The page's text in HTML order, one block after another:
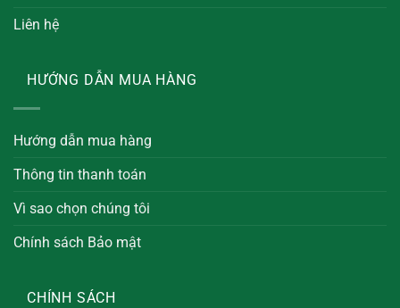
Liên hệ
HƯỚNG DẪN MUA HÀNG
Hướng dẫn mua hàng
Thông tin thanh toán
Vì sao chọn chúng tôi
Chính sách Bảo mật
CHÍNH SÁCH